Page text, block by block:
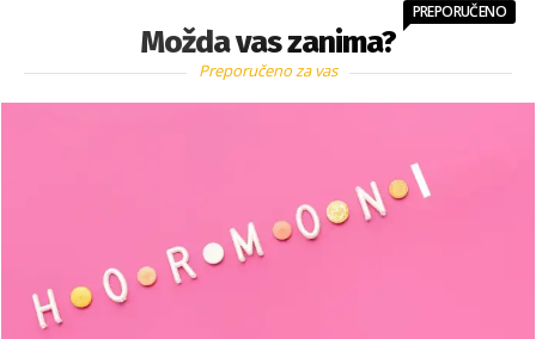
Možda vas zanima?
PREPORUČENO
Preporučeno za vas